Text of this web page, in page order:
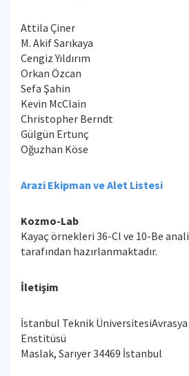
Attila Çiner
M. Akif Sarıkaya
Cengiz Yıldırım
Orkan Özcan
Sefa Şahin
Kevin McClain
Christopher Berndt
Gülgün Ertunç
Oğuzhan Köse
Arazi Ekipman ve Alet Listesi
Kozmo-Lab
Kayaç örnekleri 36-Cl ve 10-Be
tarafından hazırlanmaktadır.
İletişim
İstanbul Teknik
Enstitüsü
Maslak, Sarıyer 34469 İstanbul